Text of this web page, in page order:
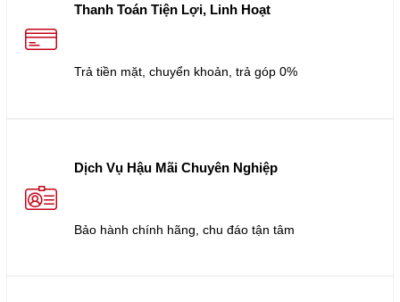
Thanh Toán Tiện Lợi, Linh Hoạt
Trả tiền mặt, chuyển khoản, trả góp 0%
Dịch Vụ Hậu Mãi Chuyên Nghiệp
Bảo hành chính hãng, chu đáo tận tâm